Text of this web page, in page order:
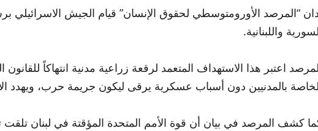
“المرصد الأورومتوسطي لحقوق الإنسان” قيام الجيش
واللبنانية.
اعتبر هذا الاستهداف المتعمد لرقعة زراعية مدنية انتهاكاً
بالمدنيين دون أسباب عسكرية يرقى ليكون جريمة حرب، ويهدد
كشف المرصد في بيان أن قوة الأمم المتحدة المؤقتة في لبنان تلقت